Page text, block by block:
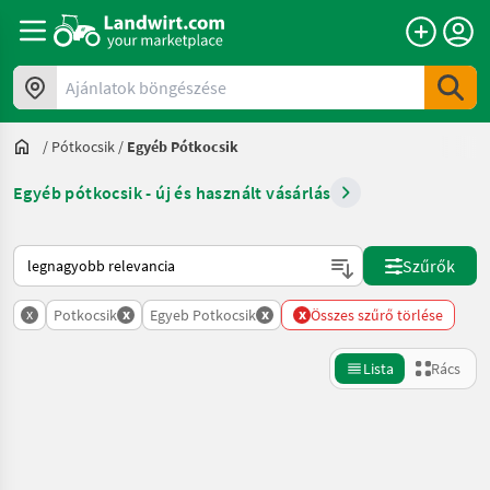
Ajánlatok böngészése
/ Pótkocsik / Egyéb Pótkocsik
Egyéb pótkocsik - új és használt vásárlás
Így van sorba rendezve a Landwirt.com-on
Szűrők
x Potkocsik x Egyeb Potkocsik x x Összes szűrő törlése
Lista Rács